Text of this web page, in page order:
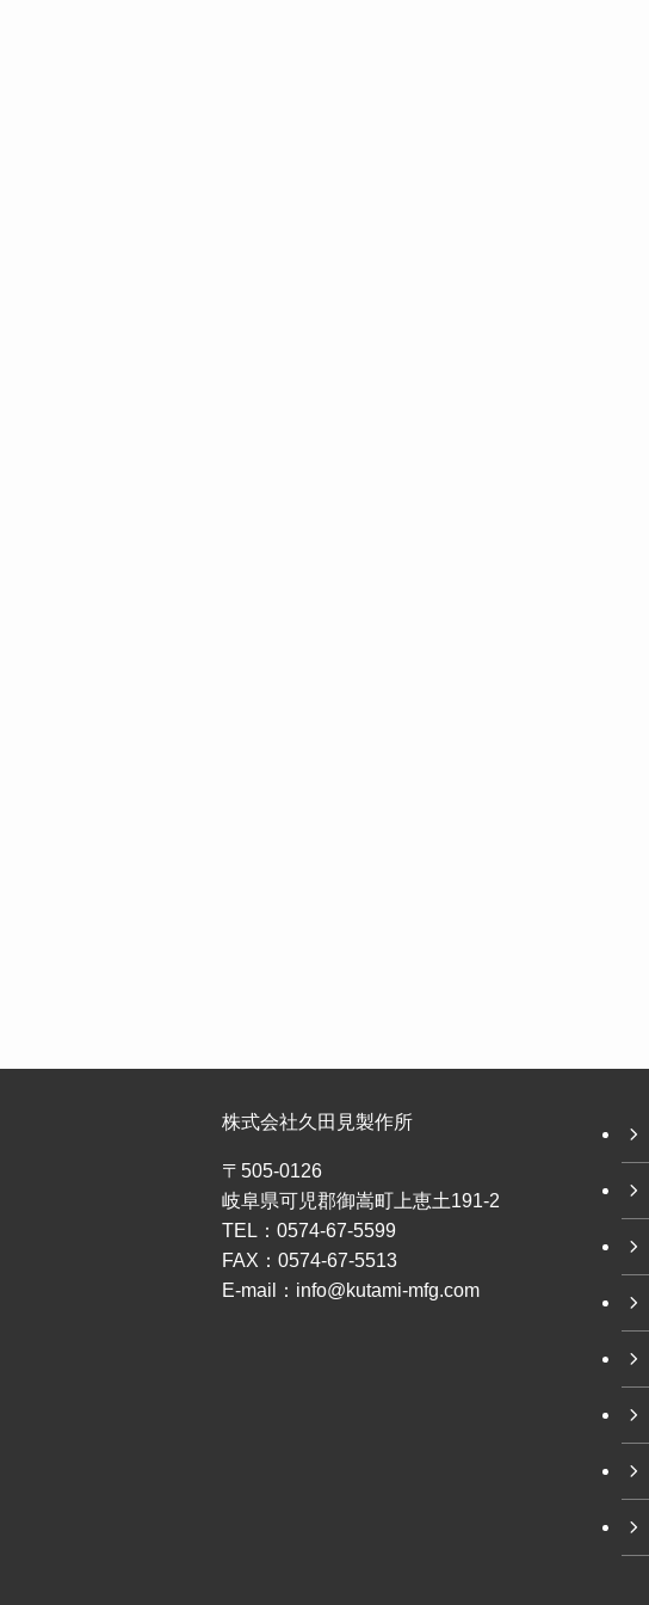
株式会社久田見製作所
〒505-0126
岐阜県可児郡御嵩町上恵土191-2
TEL：0574-67-5599
FAX：0574-67-5513
E-mail：info@kutami-mfg.com